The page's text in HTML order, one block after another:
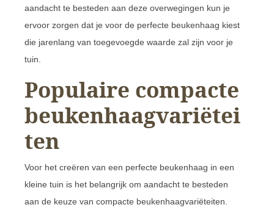
aandacht te besteden aan deze overwegingen kun je
ervoor zorgen dat je voor de perfecte beukenhaag kiest
die jarenlang van toegevoegde waarde zal zijn voor je
tuin.
Populaire compacte
beukenhaagvariëtei
ten
Voor het creëren van een perfecte beukenhaag in een
kleine tuin is het belangrijk om aandacht te besteden
aan de keuze van compacte beukenhaagvariëteiten.